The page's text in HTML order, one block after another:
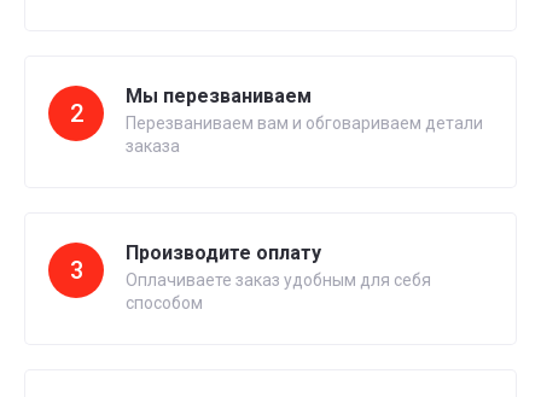
2
Мы перезваниваем
Перезваниваем вам и обговариваем детали
заказа
3
Производите оплату
Оплачиваете заказ удобным для себя
способом